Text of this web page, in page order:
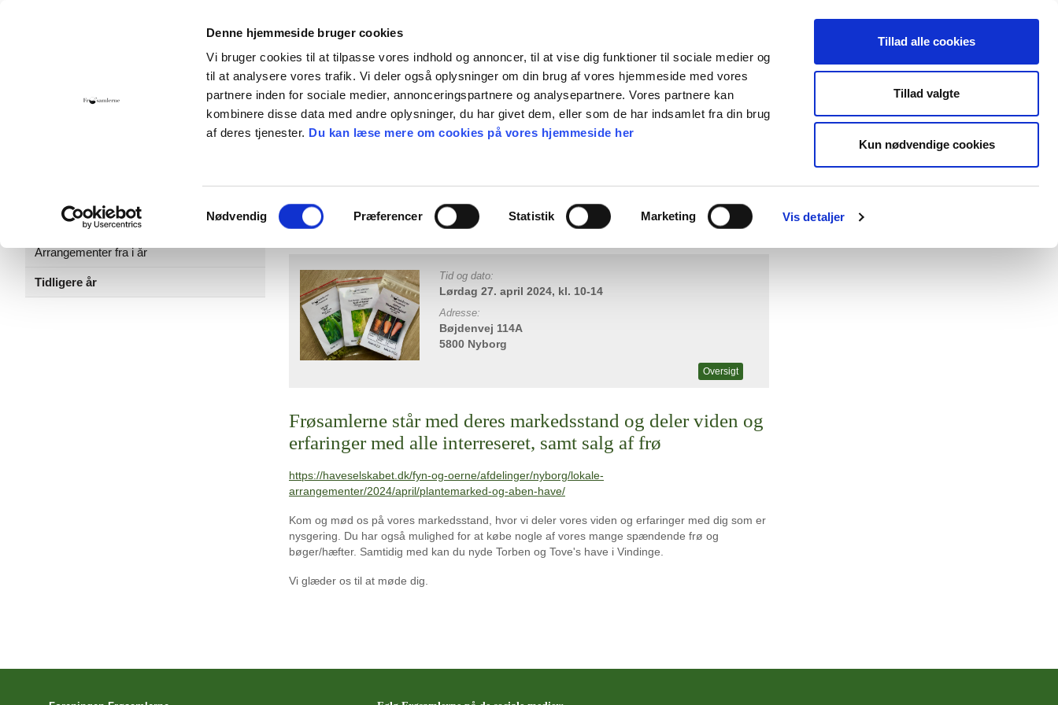
Denne hjemmeside bruger cookies
Vi bruger cookies til at tilpasse vores indhold og annoncer, til at vise dig funktioner til sociale medier og
til at analysere vores trafik. Vi deler også oplysninger om din brug af vores hjemmeside med vores
partnere inden for sociale medier, annonceringspartnere og analysepartnere. Vores partnere kan
kombinere disse data med andre oplysninger, du har givet dem, eller som de har indsamlet fra din brug
af deres tjenester. Du kan læse mere om cookies på vores hjemmeside her
Samtykkevalg
Nødvendig Præferencer Statistik Marketing Vis detaljer
Tillad alle cookies
Tillad valgte
Kun nødvendige cookies
Bliv medlem Giv en gave Find frø Webshop Nyheder Kalender
Viden om
Kommende og igangværende
arrangementer
Arrangementer fra i år
Tidligere år
Plantemarked og Åben have, 5800
Nyborg
Tid og dato:
Lørdag 27. april 2024, kl. 10-14
Adresse:
Bøjdenvej 114A
5800 Nyborg
Oversigt
Frøsamlerne står med deres markedsstand og deler viden og
erfaringer med alle interreseret, samt salg af frø
https://haveselskabet.dk/fyn-og-oerne/afdelinger/nyborg/lokale-
arrangementer/2024/april/plantemarked-og-aben-have/
Kom og mød os på vores markedsstand, hvor vi deler vores viden og erfaringer med dig som er
nysgering. Du har også mulighed for at købe nogle af vores mange spændende frø og
bøger/hæfter. Samtidig med kan du nyde Torben og Tove's have i Vindinge.
Vi glæder os til at møde dig.